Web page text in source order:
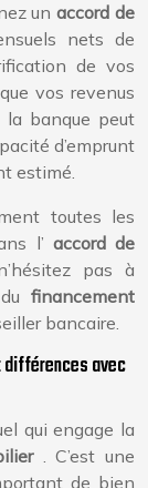
unaccord de
nets de
de vos
vos revenus
la banque peut
d’emprunt
estimé.
toutes les
l’ accord de
pas à
financement
bancaire.
différences avec
qui engage la
. C’est une
de bien